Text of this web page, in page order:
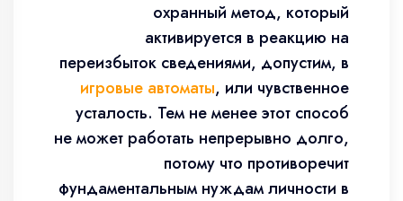
охранный метод, который
активируется в реакцию на
переизбыток сведениями, допустим, в
игровые автоматы, или чувственное
усталость. Тем не менее этот способ
не может работать непрерывно долго,
потому что противоречит
фундаментальным нуждам личности в